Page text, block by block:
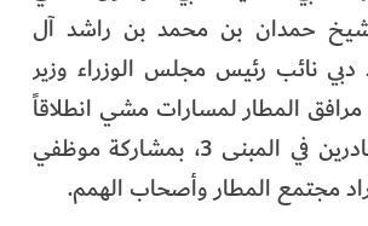
حمدان بن محمد بن راشد آل
دبي نائب رئيس مجلس الوزراء وزير
مرافق المطار لمسارات مشي انطلاقاً
من منطقة المغادرين في المبنى 3، بمشاركة موظفي
مجتمع المطار وأصحاب الهمم.